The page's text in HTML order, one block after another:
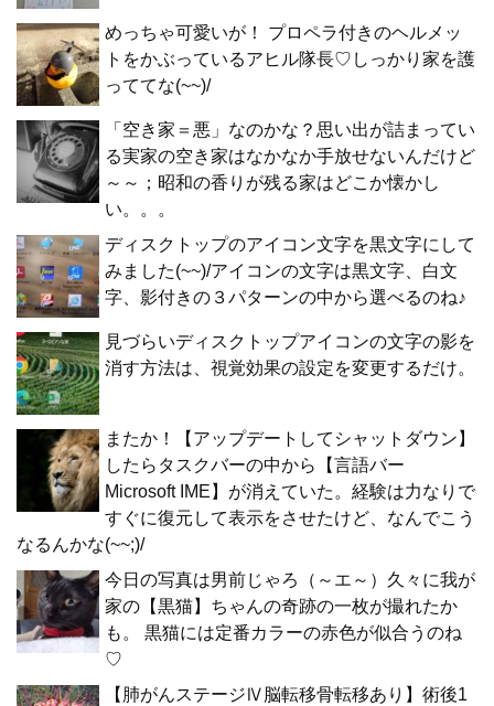
めっちゃ可愛いが！ プロペラ付きのヘルメッ
トをかぶっているアヒル隊長♡しっかり家を護
っててな(~~)/
「空き家＝悪」なのかな？思い出が詰まってい
る実家の空き家はなかなか手放せないんだけど
～～；昭和の香りが残る家はどこか懐かし
い。。。
ディスクトップのアイコン文字を黒文字にして
みました(~~)/アイコンの文字は黒文字、白文
字、影付きの３パターンの中から選べるのね♪
見づらいディスクトップアイコンの文字の影を
消す方法は、視覚効果の設定を変更するだけ。
またか！【アップデートしてシャットダウン】
したらタスクバーの中から【言語バー
Microsoft IME】が消えていた。経験は力なりで
すぐに復元して表示をさせたけど、なんでこう
なるんかな(~~;)/
今日の写真は男前じゃろ（～エ～）久々に我が
家の【黒猫】ちゃんの奇跡の一枚が撮れたか
も。 黒猫には定番カラーの赤色が似合うのね
♡
【肺がんステージⅣ脳転移骨転移あり】術後1